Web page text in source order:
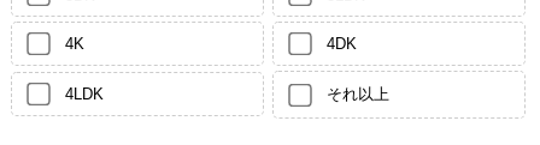
4K 4DK
4LDK それ以上